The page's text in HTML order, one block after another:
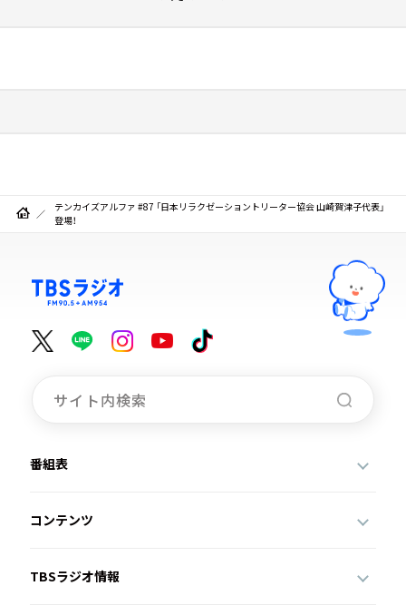
テンカイズアルファ #87 「日本リラクゼーショントリーター協会 山崎賀津子代表」
登場！
番組表
コンテンツ
TBSラジオ情報